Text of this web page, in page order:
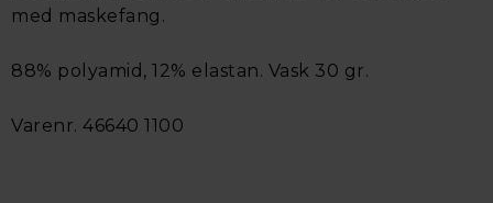
med maskefang.
88% polyamid, 12% elastan. Vask 30 gr.
Varenr. 46640 1100